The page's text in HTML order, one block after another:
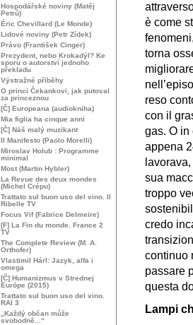
è come
torna
reso
con il
gas. O in
appena
sua
troppo
credo
continuo
passare
questa
Lampi
Hospodářské noviny (Matěj
Petrů)
Éric Chevillard (Le Monde)
Lidové noviny (Petr Zídek)
Právo (František Cinger)
Prezydent, nebo Krokadýl? Ke
sporu o autorství jednoho
překladu
Výstražné příběhy
O princi Čekankovi, jak putoval
za princeznou
[Č] Europeana (audiokniha)
Mia figlia ha cinque anni
[Č] Náš malý muzikant
Il Manifesto (Paolo Morelli)
Miroslav Holub : Programme
minimal
Most (Martin Hybler)
La Revue des deux mondes
(Michel Crépu)
Trattato sul buon uso del vino. Il
Ribelle TV
Focus Vif (Fabrice Delmeire)
[F] La Fin du monde. France 2
TV
The Complete Review (M. A.
Orthofer)
Vlastimil Hárl: Jazyk, alfa i
omega
[Č] Humanizmus v Strednej
Európe (2015)
Trattato sul buon uso del vino.
RAI 3
„Každý občan může
svobodně...“